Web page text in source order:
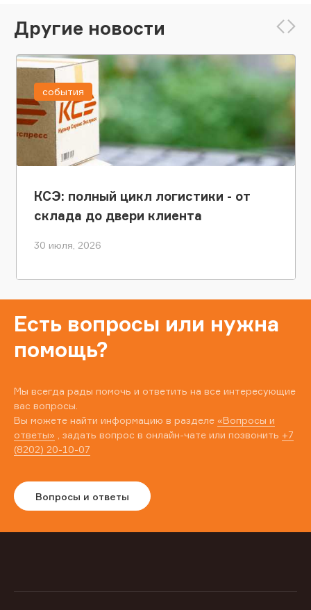
Другие новости
КСЭ: полный цикл логистики - от
склада до двери клиента
30 июля, 2026
события
Есть вопросы или нужна
помощь?
Мы всегда рады помочь и ответить на все интересующие
вас вопросы.
Вы можете найти информацию в разделе «Вопросы и
ответы» , задать вопрос в онлайн-чате или позвонить +7
(8202) 20-10-07
Вопросы и ответы